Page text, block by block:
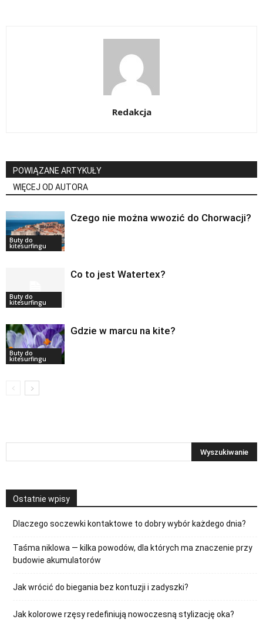
Redakcja
POWIĄZANE ARTYKUŁY
WIĘCEJ OD AUTORA
Buty do
kitesurfingu
Czego nie można wwozić do Chorwacji?
Buty do
kitesurfingu
Co to jest Watertex?
Buty do
kitesurfingu
Gdzie w marcu na kite?
Ostatnie wpisy
Dlaczego soczewki kontaktowe to dobry wybór każdego dnia?
Taśma niklowa — kilka powodów, dla których ma znaczenie przy
budowie akumulatorów
Jak wrócić do biegania bez kontuzji i zadyszki?
Jak kolorowe rzęsy redefiniują nowoczesną stylizację oka?